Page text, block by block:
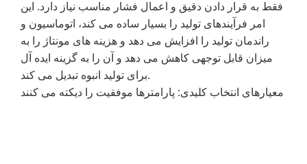
فقط به قرار دادن دقیق و اعمال فشار مناسب نیاز دارد. این
امر فرآیندهای تولید را بسیار ساده می کند، اتوماسیون و
راندمان تولید را افزایش می دهد و هزینه های مونتاژ را به
میزان قابل توجهی کاهش می دهد و آن را به گزینه ایده آل
برای تولید انبوه تبدیل می کند.
معیارهای انتخاب کلیدی: پارامترها موفقیت را دیکته می کنند